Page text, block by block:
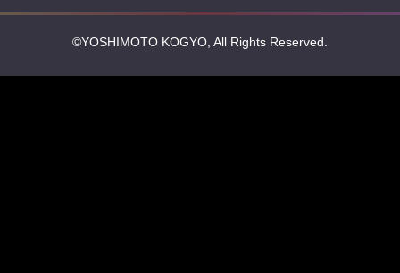
©YOSHIMOTO KOGYO, All Rights Reserved.